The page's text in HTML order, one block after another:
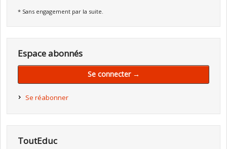
* Sans engagement par la suite.
Espace abonnés
Se connecter →
Se réabonner
ToutEduc